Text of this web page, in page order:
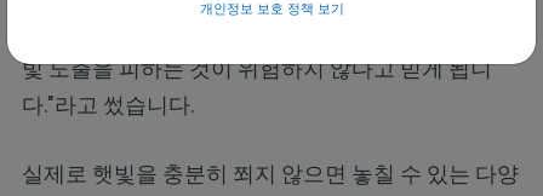
빛 노출을 피하는 것이 위험하지 않다고 믿게 됩니
다."라고 썼습니다.
실제로 햇빛을 충분히 쬐지 않으면 놓칠 수 있는 다양
개인정보 보호 정책 보기